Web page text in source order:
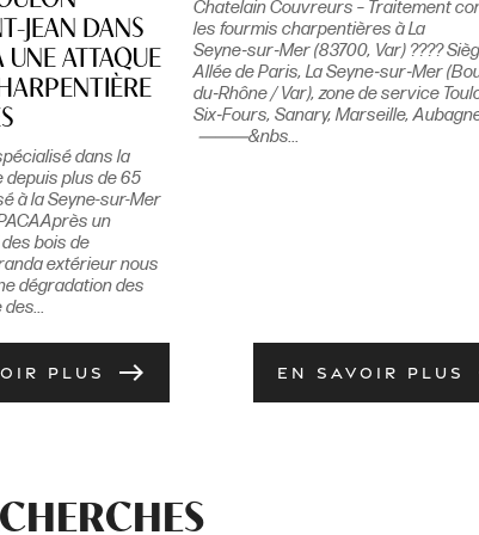
JEAN DANS
UNE ATTAQUE
dans la
plus de 65
à la Seyne-sur-Mer
un
bois de
extérieur nous
dégradation des
PLUS east
Chatelain Couvreurs – Traitement
les fourmis charpentières à La
Seyne‑sur‑Mer (83700, Var) ????
Allée de Paris, La Seyne‑sur‑Mer
du‑Rhône / Var), zone de service
Six‑Fours, Sanary, Marseille,
⸻&nbs...
EN SAVOIR PLUS